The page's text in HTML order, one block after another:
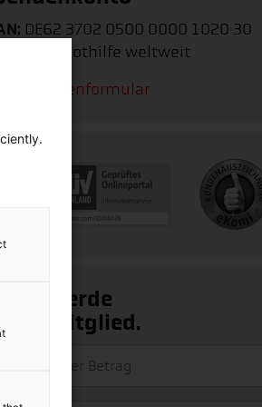
DE62 3702 0500 0000 1020 30
Nothilfe weltweit
Spendenformular
ich werde